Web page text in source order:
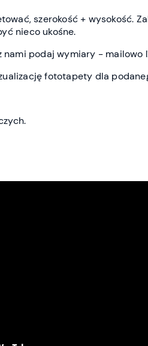
szerokość + wysokość.
nieco ukośne.
nami podaj wymiary - mailowo
fototapety dla